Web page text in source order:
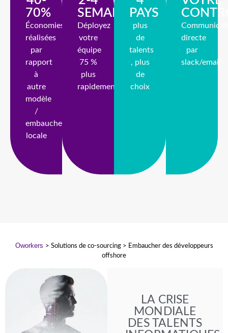
70%
Économies
réalisées
par
rapport
à
autre
modèle
/
embauche
locale
SEMAINES
Déployez
votre
équipe
75 %
plus
rapidement
PAYS
plus
de
talents
, plus
de
choix
directe
par
slack/email
Oworkers > Solutions de co-sourcing > Embaucher des développeurs
offshore
LA CRISE
MONDIALE
DES TALENTS